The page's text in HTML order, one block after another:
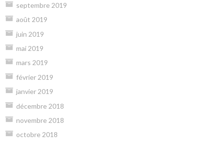
septembre 2019
août 2019
juin 2019
mai 2019
mars 2019
février 2019
janvier 2019
décembre 2018
novembre 2018
octobre 2018